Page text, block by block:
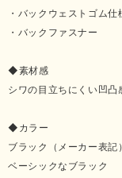
・バックウェストゴム仕
・バックファスナー
◆素材感
シワの目立ちにくい凹
◆カラー
ブラック（メーカー表記）
ベーシックなブラック